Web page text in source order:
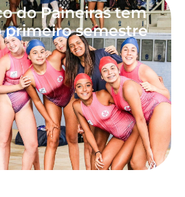
do Paineiras tem
primeiro semestre